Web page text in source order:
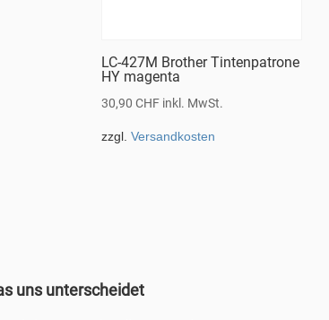
LC-427M Brother Tintenpatrone
HY magenta
30,90 CHF inkl. MwSt.
zzgl. Versandkosten
uns unterscheidet